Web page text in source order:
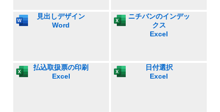
見出しデザイン
Word
ニチバンのインデッ
クス
Excel
払込取扱票の印刷
Excel
日付選択
Excel